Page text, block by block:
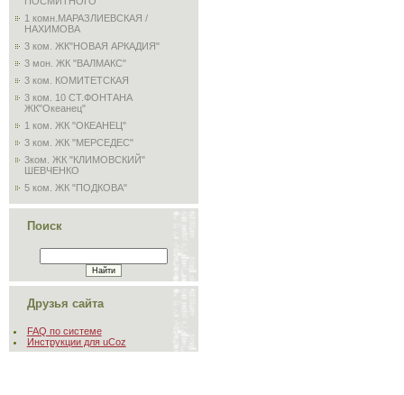
1 комн.МАРАЗЛИЕВСКАЯ /
НАХИМОВА
3 ком. ЖК"НОВАЯ АРКАДИЯ"
3 мон. ЖК "ВАЛМАКС"
3 ком. КОМИТЕТСКАЯ
3 ком. 10 СТ.ФОНТАНА
ЖК"Океанец"
1 ком. ЖК "ОКЕАНЕЦ"
3 ком. ЖК "МЕРСЕДЕС"
3ком. ЖК "КЛИМОВСКИЙ"
ШЕВЧЕНКО
5 ком. ЖК "ПОДКОВА"
Поиск
Друзья сайта
FAQ по системе
Инструкции для uCoz